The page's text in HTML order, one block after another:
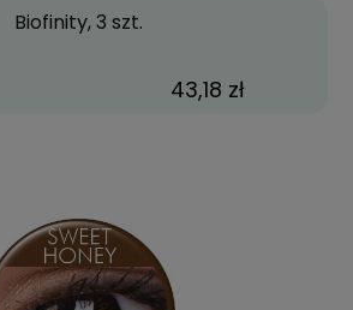
Biofinity, 3 szt.
43,18 zł